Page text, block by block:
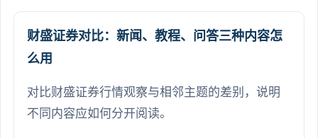
财盛证券对比：新闻、教程、问答三种内容怎
么用
对比财盛证券行情观察与相邻主题的差别，说明
不同内容应如何分开阅读。